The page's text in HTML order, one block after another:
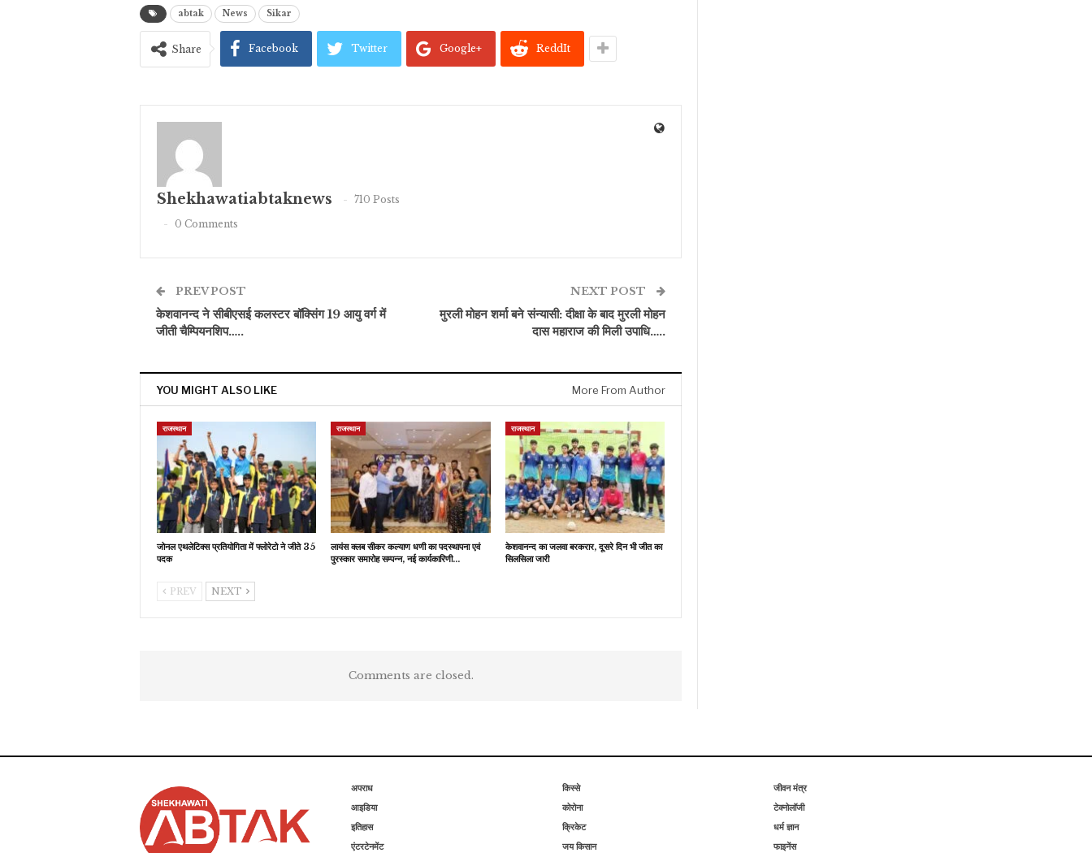
abtak News Sikar
Share Facebook Twitter Google+ ReddIt
Shekhawatiabtaknews
710 Posts
0 Comments
PREV POST
केशवानन्द ने सीबीएसई कलस्टर बॉक्सिंग 19 आयु वर्ग में
जीती चैम्पियनशिप…..
NEXT POST
मुरली मोहन शर्मा बने संन्यासी: दीक्षा के बाद मुरली मोहन
दास महाराज की मिली उपाधि…..
YOU MIGHT ALSO LIKE More From Author
राजस्थान
जोनल एथलेटिक्स प्रतियोगिता में फ्लोरेटो ने जीते 35
पदक
राजस्थान
लायंस क्लब सीकर कल्याण धणी का पदस्थापना एवं
पुरस्कार समारोह सम्पन्न, नई कार्यकारिणी…
राजस्थान
केशवानन्द का जलवा बरकरार, दूसरे दिन भी जीत का
सिलसिला जारी
PREV NEXT
Comments are closed.
अपराध
आइडिया
इतिहास
एंटरटेनमेंट
किस्से
कोरोना
क्रिकेट
जय किसान
जीवन मंत्र
टेक्नोलॉजी
धर्म ज्ञान
फाइनेंस